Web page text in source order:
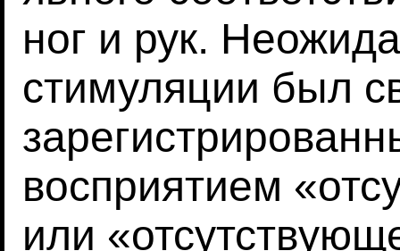
ног и рук.
стимуляции был
восприятием
или